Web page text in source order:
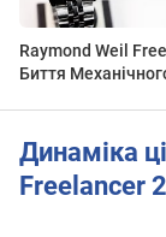
Raymond Weil
Биття
Динаміка
Freelancer